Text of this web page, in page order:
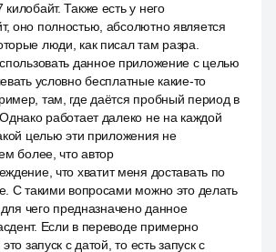
Также есть у него
оно полностью, абсолютно является
люди, как писал там разра.
данное приложение с целью
условно бесплатные какие-то
там, где даётся пробный период в
работает далеко не на каждой
целью эти приложения не
более, что автор
что хватит меня доставать по
С такими вопросами можно это делать
чего предназначено данное
Если в переводе примерно
запуск с датой, то есть запуск с